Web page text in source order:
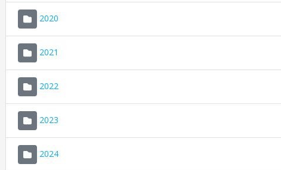
2020
2021
2022
2023
2024